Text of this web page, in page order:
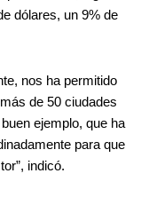
dólares, un 9% de
nos ha permitido
de 50 ciudades
ejemplo, que ha
para que
indicó.